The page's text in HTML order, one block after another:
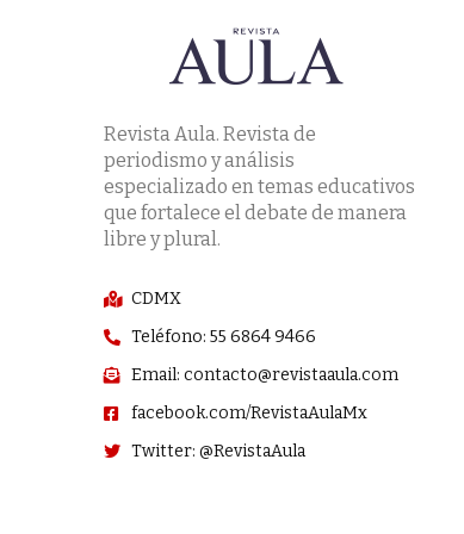
Revista Aula. Revista de
periodismo y análisis
especializado en temas educativos
que fortalece el debate de manera
libre y plural.
CDMX
Teléfono: 55 6864 9466
Email: contacto@revistaaula.com
facebook.com/RevistaAulaMx
Twitter: @RevistaAula